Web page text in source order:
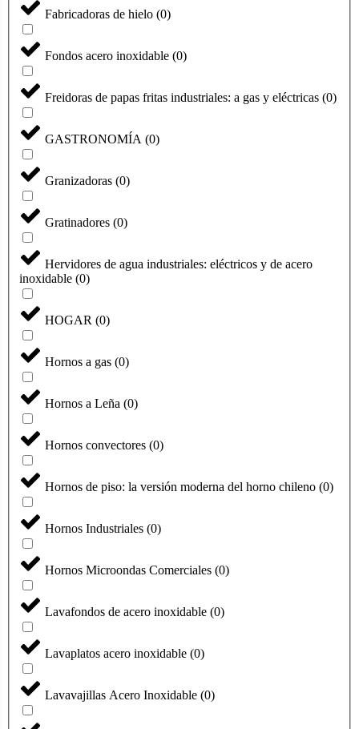
Fabricadoras de hielo (0)
Fondos acero inoxidable (0)
Freidoras de papas fritas industriales: a gas y eléctricas (0)
GASTRONOMÍA (0)
Granizadoras (0)
Gratinadores (0)
Hervidores de agua industriales: eléctricos y de acero
inoxidable (0)
HOGAR (0)
Hornos a gas (0)
Hornos a Leña (0)
Hornos convectores (0)
Hornos de piso: la versión moderna del horno chileno (0)
Hornos Industriales (0)
Hornos Microondas Comerciales (0)
Lavafondos de acero inoxidable (0)
Lavaplatos acero inoxidable (0)
Lavavajillas Acero Inoxidable (0)